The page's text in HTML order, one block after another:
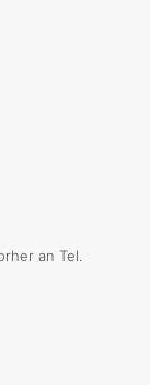
an Tel.